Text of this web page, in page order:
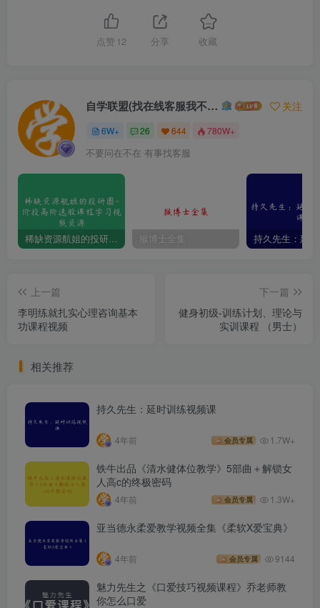
点赞 12 分享 收藏
自学联盟(找在线客服我不回信息的) 关注
6W+ 26 644 780W+
不要问在不在 有事找客服
稀缺资源航姐的投研圈-价投高阶选股课程学习视频资源 猴博士全集
上一篇
李明练就扎实心理咨询基本
功课程视频
下一篇
健身初级-训练计划、理论与
实训课程 （男士）
相关推荐
持久先生：延时训练视频课
4年前 会员专属 1.7W+
铁牛出品《清水健体位教学》5部曲＋解锁女
人高c的终极密码
4年前 会员专属 1.3W+
亚当德永柔爱教学视频全集《柔软X爱宝典》
4年前 会员专属 9144
魅力先生之《口爱技巧视频课程》乔老师教
你怎么口爱